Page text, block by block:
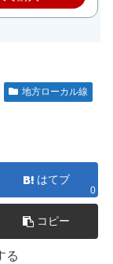
地方ローカル線
はてブ
0
コピー
る